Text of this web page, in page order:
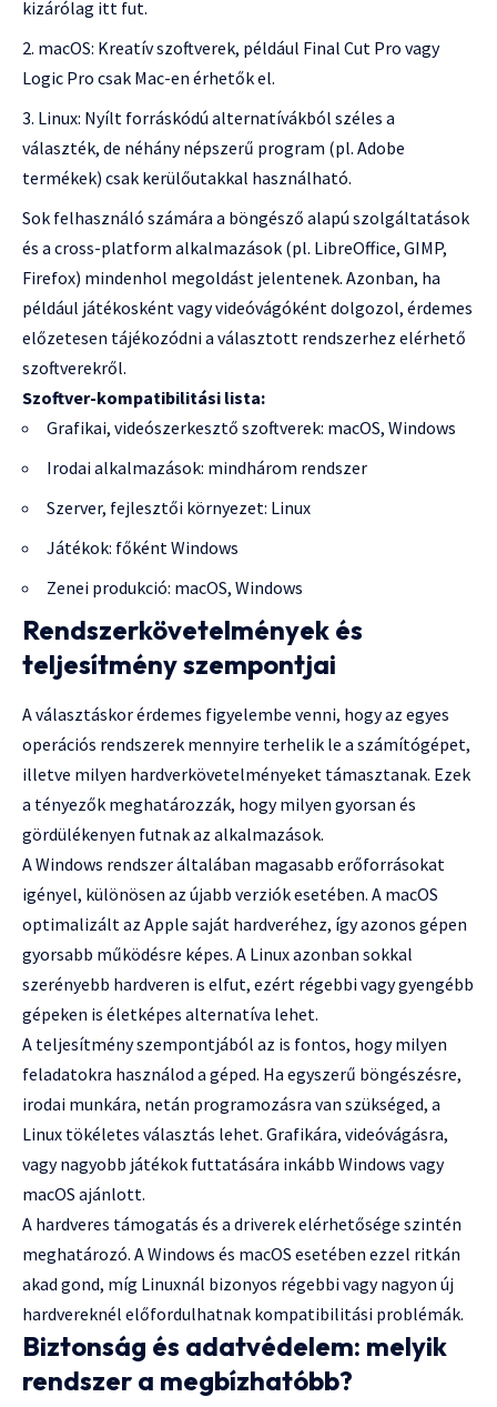
kizárólag itt fut.
macOS: Kreatív szoftverek, például Final Cut Pro vagy
Logic Pro csak Mac-en érhetők el.
Linux: Nyílt forráskódú alternatívákból széles a
választék, de néhány népszerű program (pl. Adobe
termékek) csak kerülőutakkal használható.
Sok felhasználó számára a böngésző alapú szolgáltatások
és a cross-platform alkalmazások (pl. LibreOffice, GIMP,
Firefox) mindenhol megoldást jelentenek. Azonban, ha
például játékosként vagy videóvágóként dolgozol, érdemes
előzetesen tájékozódni a választott rendszerhez elérhető
szoftverekről.
Szoftver-kompatibilitási lista:
Grafikai, videószerkesztő szoftverek: macOS, Windows
Irodai alkalmazások: mindhárom rendszer
Szerver, fejlesztői környezet: Linux
Játékok: főként Windows
Zenei produkció: macOS, Windows
Rendszerkövetelmények és
teljesítmény szempontjai
A választáskor érdemes figyelembe venni, hogy az egyes
operációs rendszerek mennyire terhelik le a számítógépet,
illetve milyen hardverkövetelményeket támasztanak. Ezek
a tényezők meghatározzák, hogy milyen gyorsan és
gördülékenyen futnak az alkalmazások.
A Windows rendszer általában magasabb erőforrásokat
igényel, különösen az újabb verziók esetében. A macOS
optimalizált az Apple saját hardveréhez, így azonos gépen
gyorsabb működésre képes. A Linux azonban sokkal
szerényebb hardveren is elfut, ezért régebbi vagy gyengébb
gépeken is életképes alternatíva lehet.
A teljesítmény szempontjából az is fontos, hogy milyen
feladatokra használod a géped. Ha egyszerű böngészésre,
irodai munkára, netán programozásra van szükséged, a
Linux tökéletes választás lehet. Grafikára, videóvágásra,
vagy nagyobb játékok futtatására inkább Windows vagy
macOS ajánlott.
A hardveres támogatás és a driverek elérhetősége szintén
meghatározó. A Windows és macOS esetében ezzel ritkán
akad gond, míg Linuxnál bizonyos régebbi vagy nagyon új
hardvereknél előfordulhatnak kompatibilitási problémák.
Biztonság és adatvédelem: melyik
rendszer a megbízhatóbb?